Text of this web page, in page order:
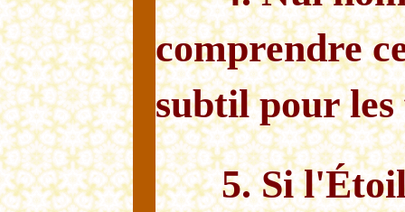
comprendre
subtil pour les
5. Si